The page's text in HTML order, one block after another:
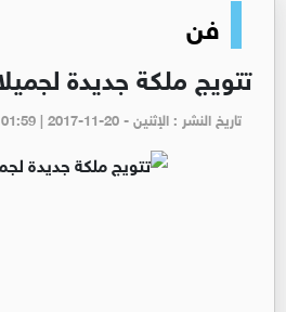
فن
تتويج ملكة جديدة
تاريخ النشر : الإثنين - pm 01:59 | 2017-11-20